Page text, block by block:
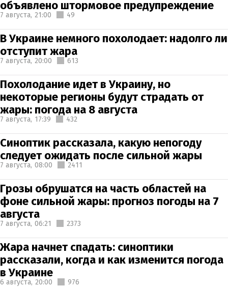
объявлено штормовое предупреждение
7 августа, 21:00 49
В Украине немного похолодает: надолго ли
отступит жара
7 августа, 20:00 613
Похолодание идет в Украину, но
некоторые регионы будут страдать от
жары: погода на 8 августа
7 августа, 17:39 432
Синоптик рассказала, какую непогоду
следует ожидать после сильной жары
7 августа, 08:00 2411
Грозы обрушатся на часть областей на
фоне сильной жары: прогноз погоды на 7
августа
7 августа, 06:21 2373
Жара начнет спадать: синоптики
рассказали, когда и как изменится погода
в Украине
6 августа, 20:00 976